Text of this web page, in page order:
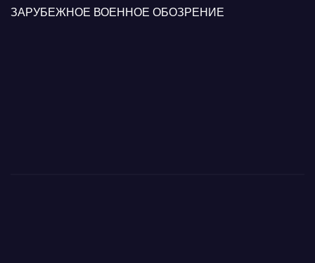
ЗАРУБЕЖНОЕ ВОЕННОЕ ОБОЗРЕНИЕ